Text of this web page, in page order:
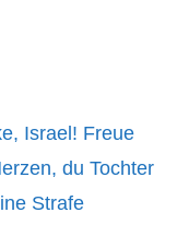
Israel! Freue
du Tochter
Strafe